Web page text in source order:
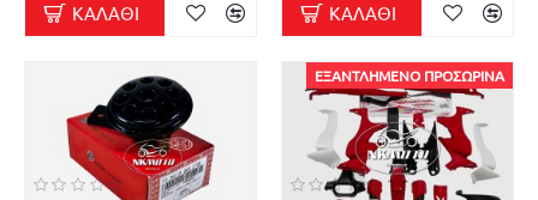
ΚΑΛΆΘΙ ΚΑΛΆΘΙ
ΕΞΑΝΤΛΗΜΈΝΟ ΠΡΟΣΩΡΙΝΆ